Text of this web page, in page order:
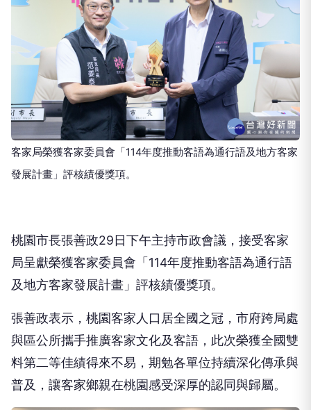
客家局榮獲客家委員會「114年度推動客語為通行語及地方客家
發展計畫」評核績優獎項。
桃園市長張善政29日下午主持市政會議，接受客家
局呈獻榮獲客家委員會「114年度推動客語為通行語
及地方客家發展計畫」評核績優獎項。
張善政表示，桃園客家人口居全國之冠，市府跨局處
與區公所攜手推廣客家文化及客語，此次榮獲全國雙
料第二等佳績得來不易，期勉各單位持續深化傳承與
普及，讓客家鄉親在桃園感受深厚的認同與歸屬。